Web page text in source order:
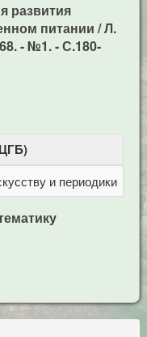
развития
питании / Л.
- №1. - С.180-
и периодики